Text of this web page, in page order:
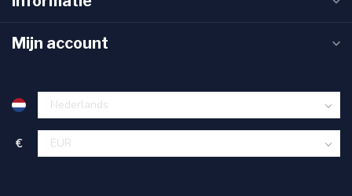
Mijn account
€